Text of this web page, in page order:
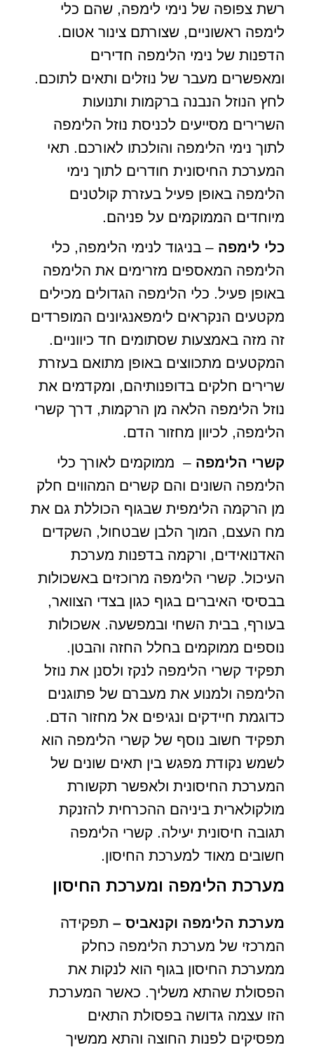
רשת צפופה של נימי לימפה, שהם כלי
לימפה ראשוניים, שצורתם צינור אטום.
הדפנות של נימי הלימפה חדירים
ומאפשרים מעבר של נוזלים ותאים לתוכם.
לחץ הנוזל הנבנה ברקמות ותנועות
השרירים מסייעים לכניסת נוזל הלימפה
לתוך נימי הלימפה והולכתו לאורכם. תאי
המערכת החיסונית חודרים לתוך נימי
הלימפה באופן פעיל בעזרת קולטנים
מיוחדים הממוקמים על פניהם.
כלי לימפה – בניגוד לנימי הלימפה, כלי
הלימפה המאספים מזרימים את הלימפה
באופן פעיל. כלי הלימפה הגדולים מכילים
מקטעים הנקראים לימפאנגיונים המופרדים
זה מזה באמצעות שסתומים חד כיווניים.
המקטעים מתכווצים באופן מתואם בעזרת
שרירים חלקים בדופנותיהם, ומקדמים את
נוזל הלימפה הלאה מן הרקמות, דרך קשרי
הלימפה, לכיוון מחזור הדם.
קשרי הלימפה – ממוקמים לאורך כלי
הלימפה השונים והם קשרים המהווים חלק
מן הרקמה הלימפית שבגוף הכוללת גם את
מח העצם, המוך הלבן שבטחול, השקדים
האדנואידים, ורקמה בדפנות מערכת
העיכול. קשרי הלימפה מרוכזים באשכולות
בבסיסי האיברים בגוף כגון בצדי הצוואר,
בעורף, בבית השחי ובמפשעה. אשכולות
נוספים ממוקמים בחלל החזה והבטן.
תפקיד קשרי הלימפה לנקז ולסנן את נוזל
הלימפה ולמנוע את מעברם של פתוגנים
כדוגמת חיידקים ונגיפים אל מחזור הדם.
תפקיד חשוב נוסף של קשרי הלימפה הוא
לשמש נקודת מפגש בין תאים שונים של
המערכת החיסונית ולאפשר תקשורת
מולקולארית ביניהם ההכרחית להזנקת
תגובה חיסונית יעילה. קשרי הלימפה
חשובים מאוד למערכת החיסון.
מערכת הלימפה ומערכת החיסון
מערכת הלימפה וקנאביס – תפקידה
המרכזי של מערכת הלימפה כחלק
ממערכת החיסון בגוף הוא לנקות את
הפסולת שהתא משליך. כאשר המערכת
הזו עצמה גדושה בפסולת התאים
מפסיקים לפנות החוצה והתא ממשיך